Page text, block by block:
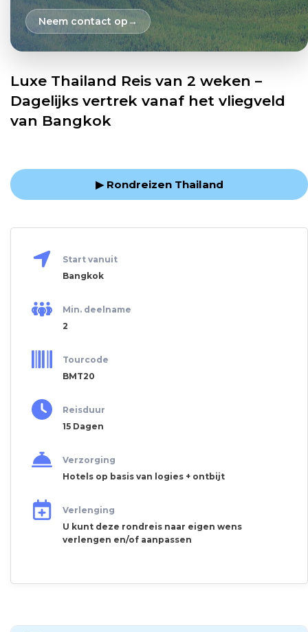
Neem contact op
Luxe Thailand Reis van 2 weken –
Dagelijks vertrek vanaf het vliegveld
van Bangkok
▶ Rondreizen Thailand
Start vanuit
Bangkok
Min. deelname
2
Tourcode
BMT20
Reisduur
15 Dagen
Verzorging
Hotels op basis van logies + ontbijt
Verlenging
U kunt deze rondreis naar eigen wens
verlengen en/of aanpassen